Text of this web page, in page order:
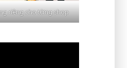
riêng cho từng shop